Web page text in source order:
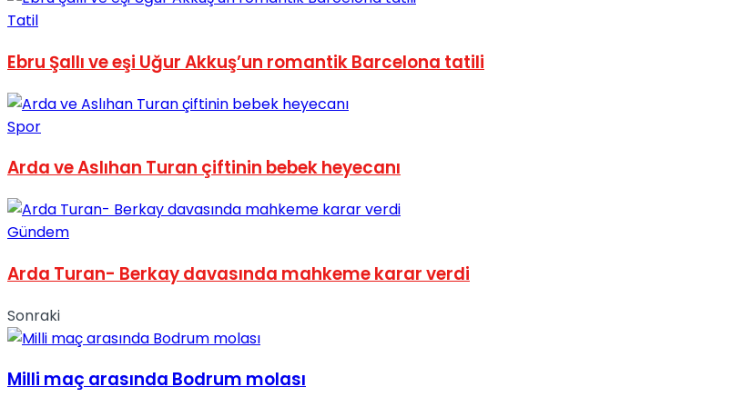
No Result
View All Result
Tatil
Ebru Şallı ve eşi Uğur Akkuş’un romantik Barcelona tatili
Spor
Arda ve Aslıhan Turan çiftinin bebek heyecanı
Gündem
Arda Turan- Berkay davasında mahkeme karar verdi
Sonraki
Milli maç arasında Bodrum molası